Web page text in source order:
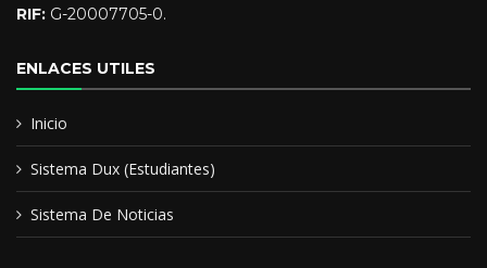
ADMINISTRATIVO); Alcaldía del Municipio Paez (
RIF: G-20007705-0.
ENLACES UTILES
Inicio
Sistema Dux (Estudiantes)
Sistema De Noticias